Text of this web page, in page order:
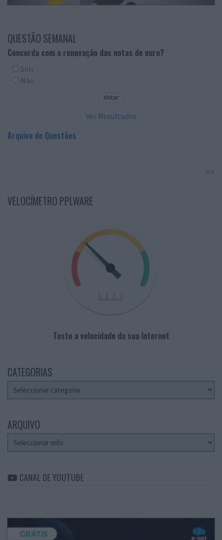
QUESTÃO SEMANAL
Concorda com a renovação das notas de euro?
Sim
Não
Ver Resultados
Arquivo de Questões
PUB
VELOCÍMETRO PPLWARE
Teste a velocidade da sua Internet
CATEGORIAS
Categorias
ARQUIVO
Arquivo
CANAL DE YOUTUBE